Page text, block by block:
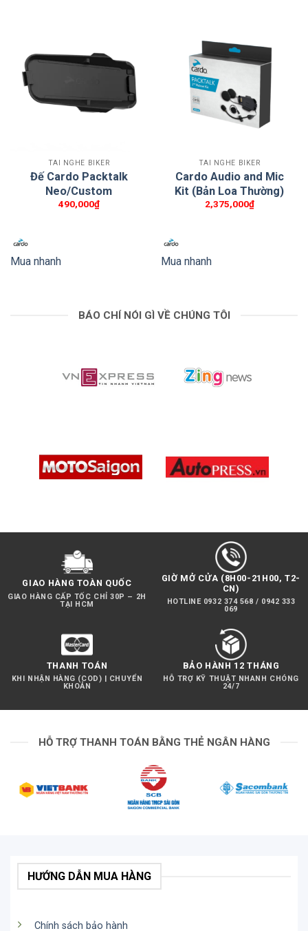
TAI NGHE BIKER
Đế Cardo Packtalk
Neo/Custom
490,000₫
Mua nhanh
TAI NGHE BIKER
Cardo Audio and Mic
Kit (Bản Loa Thường)
2,375,000₫
Mua nhanh
BÁO CHÍ NÓI GÌ VỀ CHÚNG TÔI
GIAO HÀNG TOÀN QUỐC
GIAO HÀNG CẤP TỐC CHỈ 30P – 2H
TẠI HCM
GIỜ MỞ CỬA (8H00-21H00, T2-
CN)
HOTLINE 0932 374 568 / 0942 333
069
THANH TOÁN
KHI NHẬN HÀNG (COD) | CHUYỂN
KHOẢN
BẢO HÀNH 12 THÁNG
HỖ TRỢ KỸ THUẬT NHANH CHÓNG
24/7
HỖ TRỢ THANH TOÁN BẰNG THẺ NGÂN HÀNG
HƯỚNG DẪN MUA HÀNG
Chính sách bảo hành